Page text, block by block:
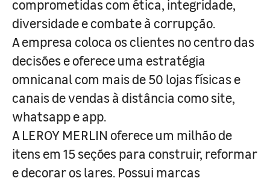
comprometidas com ética, integridade,
diversidade e combate à corrupção.
A empresa coloca os clientes no centro das
decisões e oferece uma estratégia
omnicanal com mais de 50 lojas físicas e
canais de vendas à distância como site,
whatsapp e app.
A LEROY MERLIN oferece um milhão de
itens em 15 seções para construir, reformar
e decorar os lares. Possui marcas